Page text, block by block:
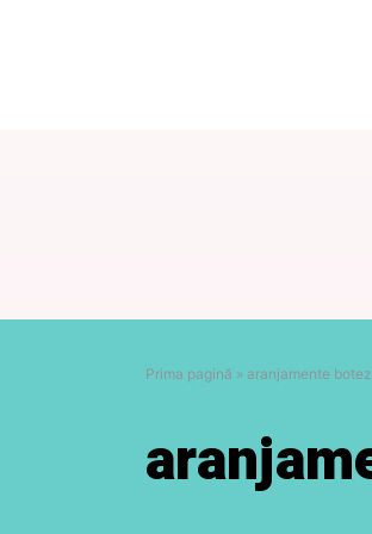
Prima pagină » aranjamente botez